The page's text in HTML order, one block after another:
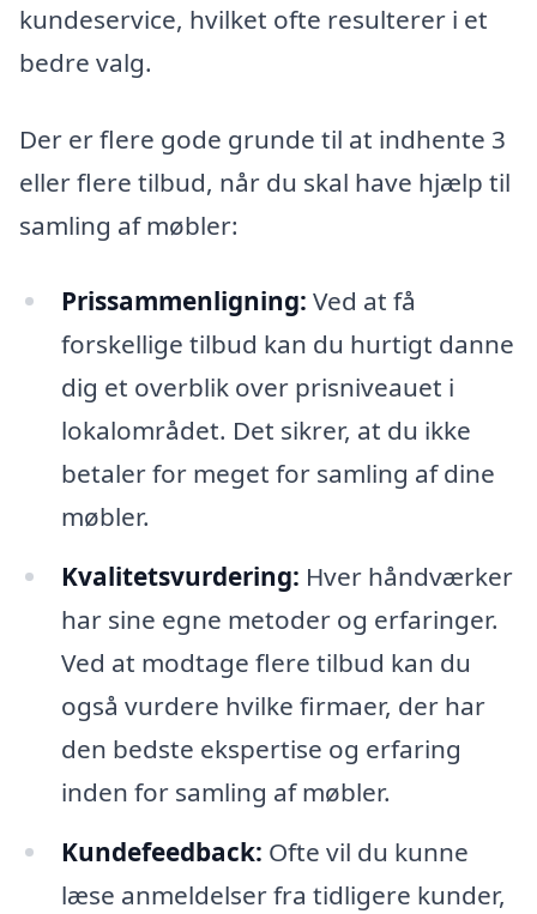
kundeservice, hvilket ofte resulterer i et
bedre valg.
Der er flere gode grunde til at indhente 3
eller flere tilbud, når du skal have hjælp til
samling af møbler:
Prissammenligning: Ved at få
forskellige tilbud kan du hurtigt danne
dig et overblik over prisniveauet i
lokalområdet. Det sikrer, at du ikke
betaler for meget for samling af dine
møbler.
Kvalitetsvurdering: Hver håndværker
har sine egne metoder og erfaringer.
Ved at modtage flere tilbud kan du
også vurdere hvilke firmaer, der har
den bedste ekspertise og erfaring
inden for samling af møbler.
Kundefeedback: Ofte vil du kunne
læse anmeldelser fra tidligere kunder,